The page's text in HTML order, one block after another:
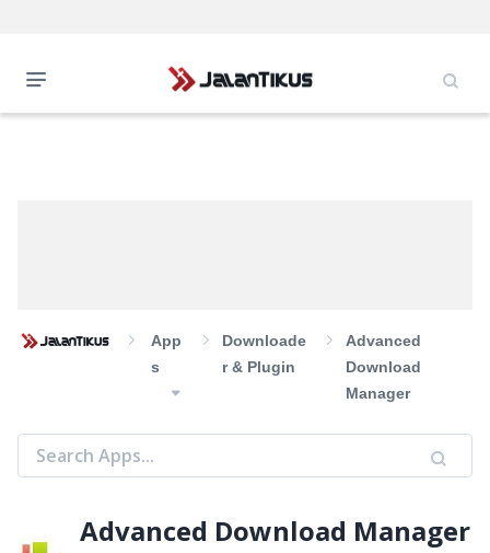
App
S
Downloade
R & Plugin
Advanced
Download
Manager
Advanced Download Manager